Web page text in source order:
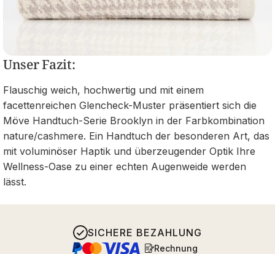
Unser Fazit:
Flauschig weich, hochwertig und mit einem
facettenreichen Glencheck-Muster präsentiert sich die
Möve Handtuch-Serie Brooklyn in der Farbkombination
nature/cashmere. Ein Handtuch der besonderen Art, das
mit voluminöser Haptik und überzeugender Optik Ihre
Wellness-Oase zu einer echten Augenweide werden
lässt.
SICHERE BEZAHLUNG
Rechnung